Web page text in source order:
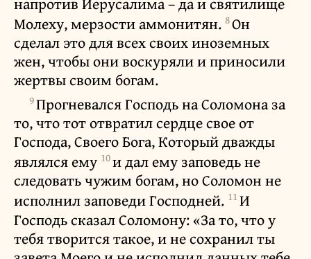
Молеху, мерзости аммонитян. 8Он
сделал это для всех своих иноземных
жен, чтобы они воскуряли и приносили
жертвы своим богам.
9Прогневался Господь на Соломона за
то, что тот отвратил сердце свое от
Господа, Своего Бога, Который дважды
являлся ему 10и дал ему заповедь не
следовать чужим богам, но Соломон не
исполнил заповеди Господней. 11И
Господь сказал Соломону: «За то, что у
тебя творится такое, и не сохранил ты